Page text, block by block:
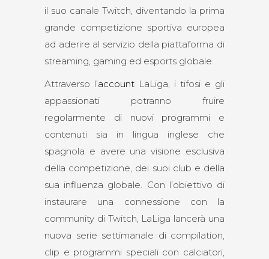
il suo canale Twitch, diventando la prima
grande competizione sportiva europea
ad aderire al servizio della piattaforma di
streaming, gaming ed esports globale.
Attraverso l’account LaLiga, i tifosi e gli
appassionati potranno fruire
regolarmente di nuovi programmi e
contenuti sia in lingua inglese che
spagnola e avere una visione esclusiva
della competizione, dei suoi club e della
sua influenza globale. Con l’obiettivo di
instaurare una connessione con la
community di Twitch, LaLiga lancerà una
nuova serie settimanale di compilation,
clip e programmi speciali con calciatori,